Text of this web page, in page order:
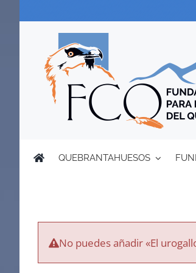
QUEBRANTAHUESOS
No puedes añadir «El